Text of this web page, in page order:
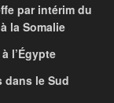
par intérim du
la Somalie
l’Égypte
dans le Sud